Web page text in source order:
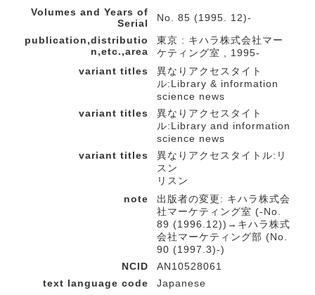
Volumes and Years of
Serial
No. 85 (1995. 12)-
publication,distributio
n,etc.,area
東京 : キハラ株式会社マー
ケティング室 , 1995-
variant titles
異なりアクセスタイト
ル:Library & information
science news
variant titles
異なりアクセスタイト
ル:Library and information
science news
variant titles
異なりアクセスタイトル:リ
スン
リスン
note
出版者の変更: キハラ株式会
社マーケティング室 (-No.
89 (1996.12))→キハラ株式
会社マーケティング部 (No.
90 (1997.3)-)
NCID
AN10528061
text language code
Japanese